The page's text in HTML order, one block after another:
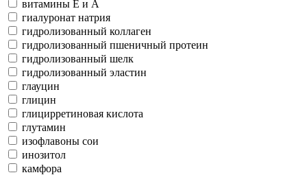
витамины Е и А
гиалуронат натрия
гидролизованный коллаген
гидролизованный пшеничный протеин
гидролизованный шелк
гидролизованный эластин
глауцин
глицин
глицирретиновая кислота
глутамин
изофлавоны сои
инозитол
камфора